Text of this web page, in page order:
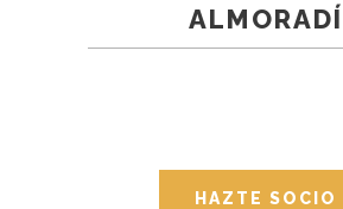
ALMORADÍ
HAZTE SOCIO